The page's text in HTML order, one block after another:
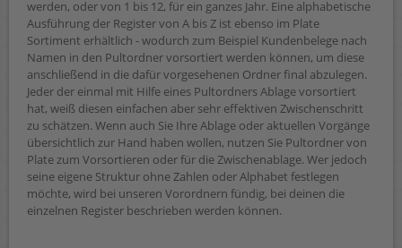
werden, oder von 1 bis 12, für ein ganzes Jahr. Eine alphabetische
Ausführung der Register von A bis Z ist ebenso im Plate
Sortiment erhältlich - wodurch zum Beispiel Kundenbelege nach
Namen in den Pultordner vorsortiert werden können, um diese
anschließend in die dafür vorgesehenen Ordner final abzulegen.
Jeder der einmal mit Hilfe eines Pultordners Ablage vorsortiert
hat, weiß diesen einfachen aber sehr effektiven Zwischenschritt
zu schätzen. Wenn auch Sie Ihre Ablage oder aktuellen Vorgänge
übersichtlich zur Hand haben wollen, nutzen Sie Pultordner von
Plate zum Vorsortieren oder für die Zwischenablage. Wer jedoch
seine eigene Struktur ohne Zahlen oder Alphabet festlegen
möchte, wird bei unseren Vorordnern fündig, bei deinen die
einzelnen Register beschrieben werden können.